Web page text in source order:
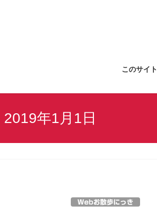
このサイト
2019年1月1日
Webお散歩にっき